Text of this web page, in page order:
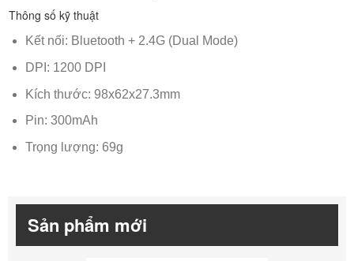
Thông số kỹ thuật
Kết nối: Bluetooth + 2.4G (Dual Mode)
DPI: 1200 DPI
Kích thước: 98x62x27.3mm
Pin: 300mAh
Trọng lượng: 69g
Sản phẩm mới